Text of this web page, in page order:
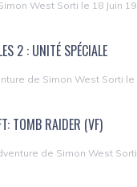
West Sorti le 18 Juin
2 : UNITÉ SPÉCIALE
de Simon West Sorti le
TOMB RAIDER (VF)
de Simon West Sorti